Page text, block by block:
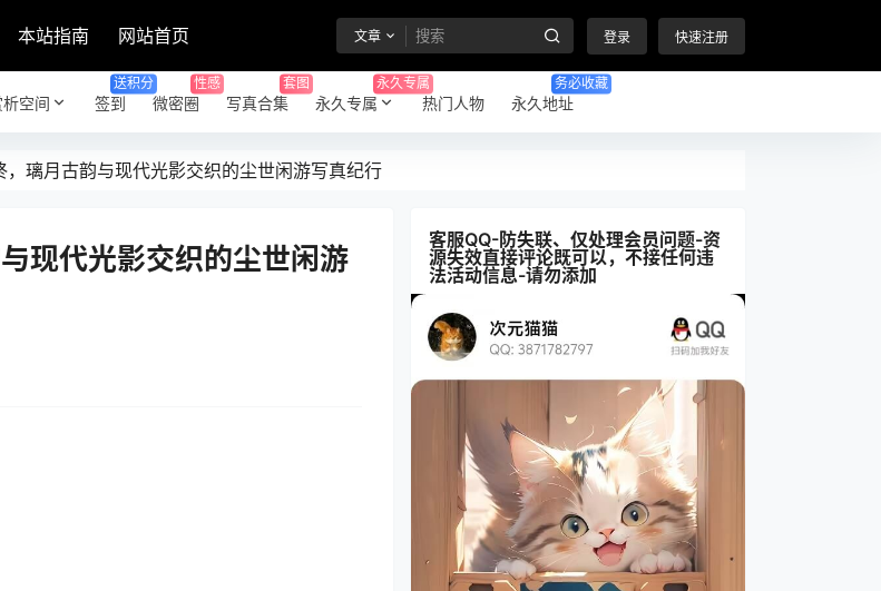
本站指南 网站首页 文章 登录 快速注册
析空间 签到
送积分
微密圈
性感
写真合集
套图
永久专属
永久专属
热门人物 永久地址
务必收藏
璃月古韵与现代光影交织的尘世闲游写真纪行
现代光影交织的尘世闲游
客服QQ-防失联、仅处理会员问题-资
源失效直接评论既可以，不接任何违
法活动信息-请勿添加